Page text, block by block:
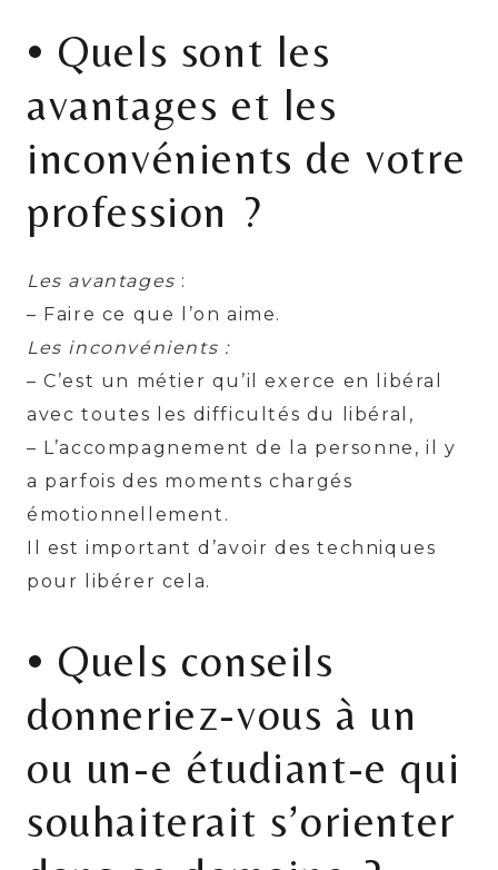
• Quels sont les
avantages et les
inconvénients de votre
profession ?
Les avantages :
– Faire ce que l’on aime.
Les inconvénients :
– C’est un métier qu’il exerce en libéral
avec toutes les difficultés du libéral,
– L’accompagnement de la personne, il y
a parfois des moments chargés
émotionnellement.
Il est important d’avoir des techniques
pour libérer cela.
• Quels conseils
donneriez-vous à un
ou un-e étudiant-e qui
souhaiterait s’orienter